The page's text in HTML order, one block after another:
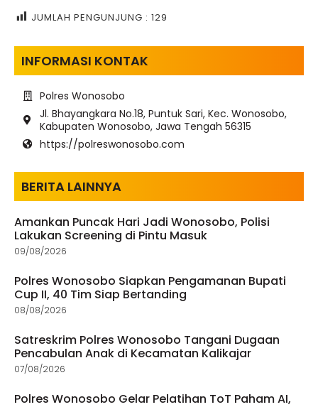
JUMLAH PENGUNJUNG : 129
INFORMASI KONTAK
Polres Wonosobo
Jl. Bhayangkara No.18, Puntuk Sari, Kec. Wonosobo,
Kabupaten Wonosobo, Jawa Tengah 56315
https://polreswonosobo.com
BERITA LAINNYA
Amankan Puncak Hari Jadi Wonosobo, Polisi
Lakukan Screening di Pintu Masuk
09/08/2026
Polres Wonosobo Siapkan Pengamanan Bupati
Cup II, 40 Tim Siap Bertanding
08/08/2026
Satreskrim Polres Wonosobo Tangani Dugaan
Pencabulan Anak di Kecamatan Kalikajar
07/08/2026
Polres Wonosobo Gelar Pelatihan ToT Paham AI,